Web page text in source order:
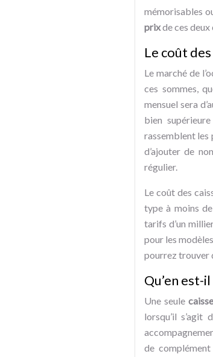
mémorisables
prixde ces deux
Le coût
Le marché de
ces sommes,
mensuel sera
bien
rassemblent les
d’ajouter de
régulier.
Le coût des
type à moins
tarifs d’un
pour les
pourrez trouver
Qu’en est-
Une seule
lorsqu’il
de